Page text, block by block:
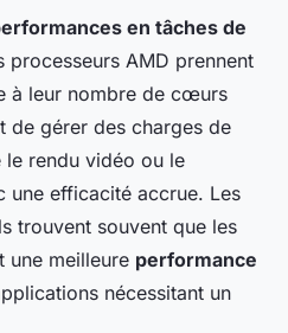
en tâches de
processeurs AMD prennent
à leur nombre de cœurs
de gérer des charges de
le rendu vidéo ou le
une efficacité accrue. Les
trouvent souvent que les
une meilleure performance
nécessitant un